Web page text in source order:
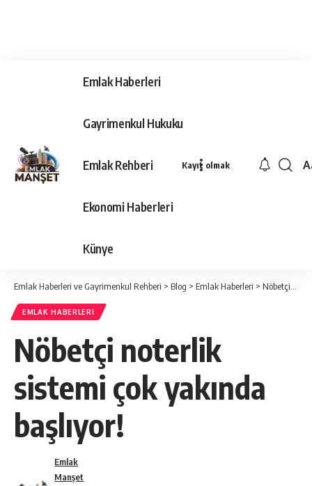
Emlak Haberleri
Gayrimenkul Hukuku
Emlak Rehberi
Ekonomi Haberleri
Künye
Kayıt olmak
Emlak Haberleri ve Gayrimenkul Rehberi > Blog > Emlak Haberleri > Nöbetçi noterlik sistemi çok yakında başlıyor!
EMLAK HABERLERI
Nöbetçi noterlik
sistemi çok yakında
başlıyor!
Emlak
Manşet